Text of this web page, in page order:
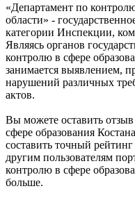
«Департамент по
области» -
категории Инспекции,
Являясь органов
контролю в сфере
занимается выявлением,
нарушений различных
актов.
Вы можете оставить
сфере образования
составить точный
другим пользователям
контролю в сфере
больше.